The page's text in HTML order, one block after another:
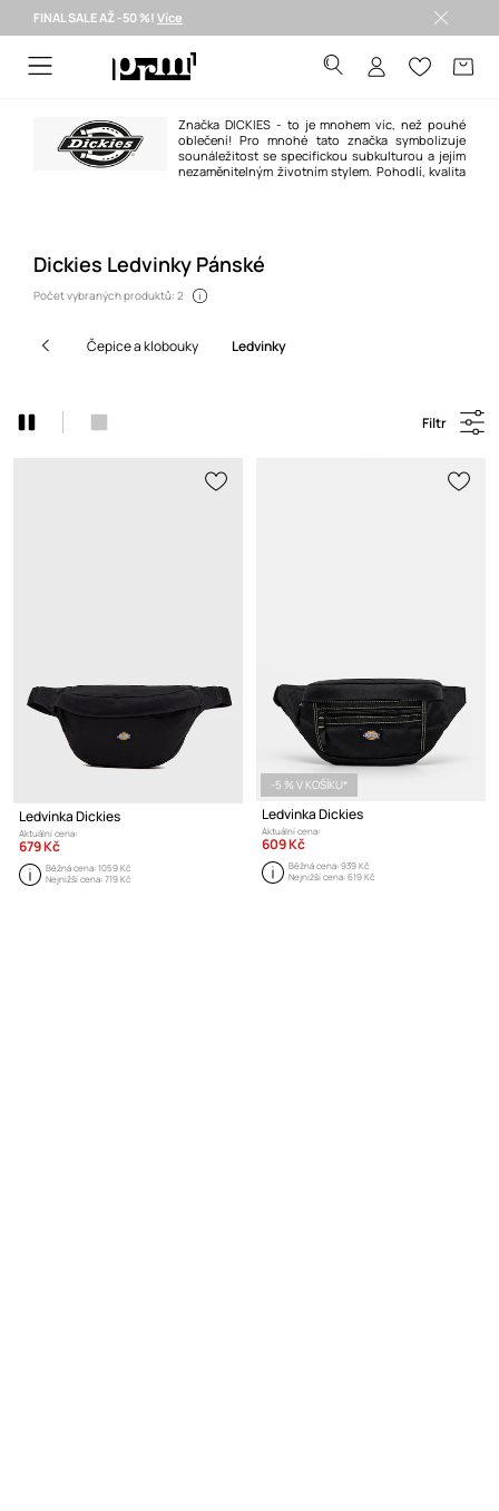
FINAL SALE AŽ -50 %! Více
Značka DICKIES - to je mnohem víc, než pouhé
oblečení! Pro mnohé tato značka symbolizuje
sounáležitost se specifickou subkulturou a jejím
nezaměnitelným životním stylem. Pohodlí, kvalita
Dickies Ledvinky Pánské
Počet vybraných produktů: 2
čepice a klobouky ledvinky
Filtr
Ledvinka Dickies
Aktuální cena:
679 Kč
Běžná cena:1059 Kč
Nejnižší cena:719 Kč
-5 % V KOŠÍKU*
Ledvinka Dickies
Aktuální cena:
609 Kč
Běžná cena:939 Kč
Nejnižší cena:619 Kč